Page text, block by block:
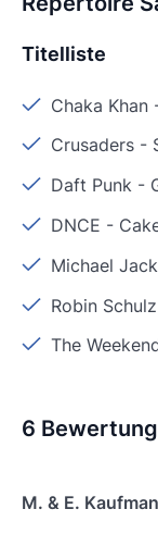
Titelliste
Chaka Khan
Crusaders -
Daft Punk -
DNCE -
Michael
Robin Schulz
The
6
M. & E.